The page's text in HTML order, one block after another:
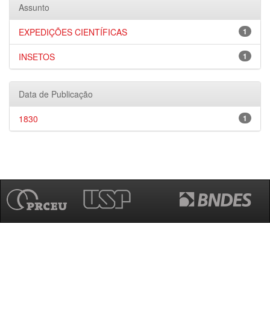
Assunto
1
EXPEDIÇÕES CIENTÍFICAS
1
INSETOS
Data de Publicação
1
1830